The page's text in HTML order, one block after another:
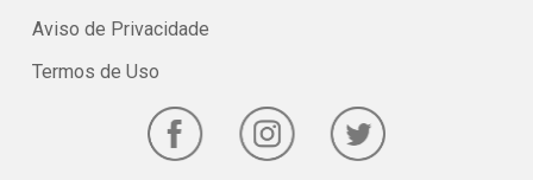
Aviso de Privacidade
Termos de Uso